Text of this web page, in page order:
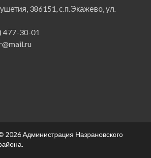
386151, с.п.Экажево, ул.
477-30-01
2026Администрация Назрановского
.